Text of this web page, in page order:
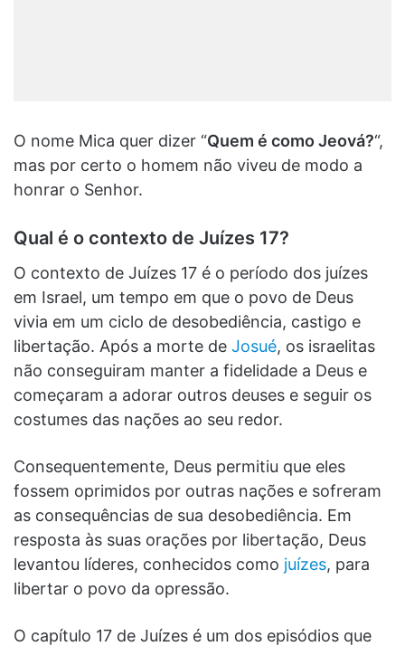
O nome Mica quer dizer “Quem é como Jeová?“,
mas por certo o homem não viveu de modo a
honrar o Senhor.
Qual é o contexto de Juízes 17?
O contexto de Juízes 17 é o período dos juízes
em Israel, um tempo em que o povo de Deus
vivia em um ciclo de desobediência, castigo e
libertação. Após a morte de Josué, os israelitas
não conseguiram manter a fidelidade a Deus e
começaram a adorar outros deuses e seguir os
costumes das nações ao seu redor.
Consequentemente, Deus permitiu que eles
fossem oprimidos por outras nações e sofreram
as consequências de sua desobediência. Em
resposta às suas orações por libertação, Deus
levantou líderes, conhecidos como juízes, para
libertar o povo da opressão.
O capítulo 17 de Juízes é um dos episódios que